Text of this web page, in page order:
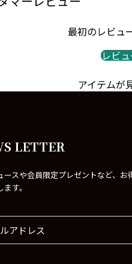
最初のレビュ
レビ
アイテムが
LETTER
ースや会員限定プレゼントなど、
す。